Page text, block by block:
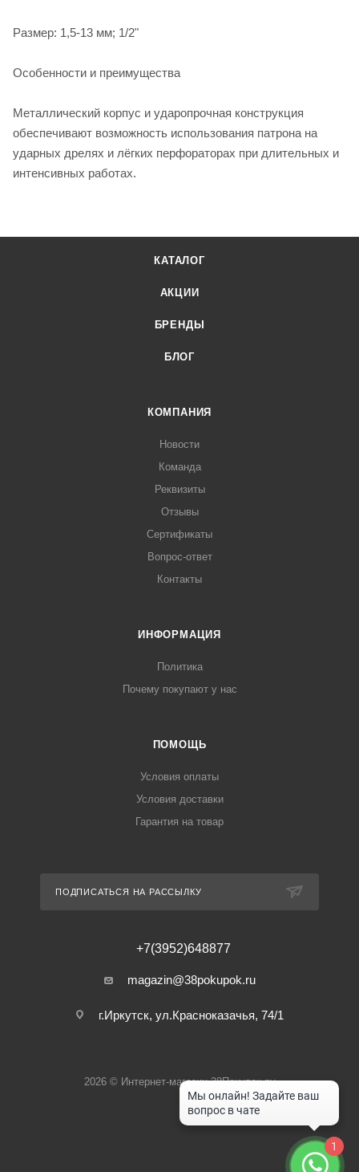
Размер: 1,5-13 мм; 1/2"
Особенности и преимущества
Металлический корпус и ударопрочная конструкция
обеспечивают возможность использования патрона на
ударных дрелях и лёгких перфораторах при длительных и
интенсивных работах.
КАТАЛОГ
АКЦИИ
БРЕНДЫ
БЛОГ
КОМПАНИЯ
Новости
Команда
Реквизиты
Отзывы
Сертификаты
Вопрос-ответ
Контакты
ИНФОРМАЦИЯ
Политика
Почему покупают у нас
ПОМОЩЬ
Условия оплаты
Условия доставки
Гарантия на товар
ПОДПИСАТЬСЯ НА РАССЫЛКУ
+7(3952)648877
magazin@38pokupok.ru
г.Иркутск, ул.Красноказачья, 74/1
2026 © Интернет-магазин 38Покупок.ру
1